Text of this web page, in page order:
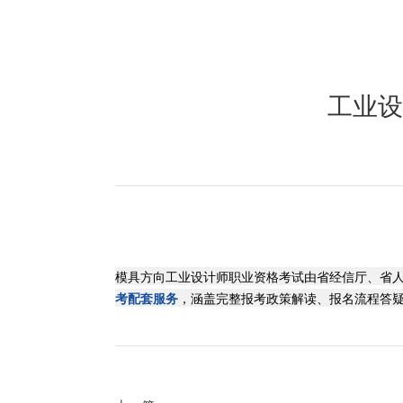
工业
模具方向工业设计师职业资格考试由省经信厅、省
考配套服务 ，涵盖完整报考政策解读、报名流程